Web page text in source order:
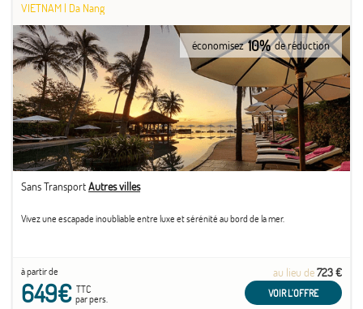
VIETNAM | Da Nang
économisez 10% de réduction
Sans TransportAutres villes
Vivez une escapade inoubliable entre luxe et sérénité au bord de la mer.
à partir de
649€TTC
par pers.
au lieu de723 €
VOIR L'OFFRE